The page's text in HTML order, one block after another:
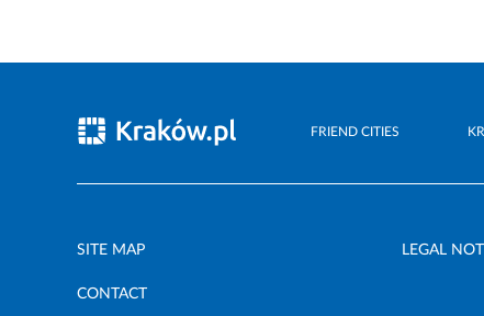
FRIEND CITIES
SITE MAP LEGAL
CONTACT